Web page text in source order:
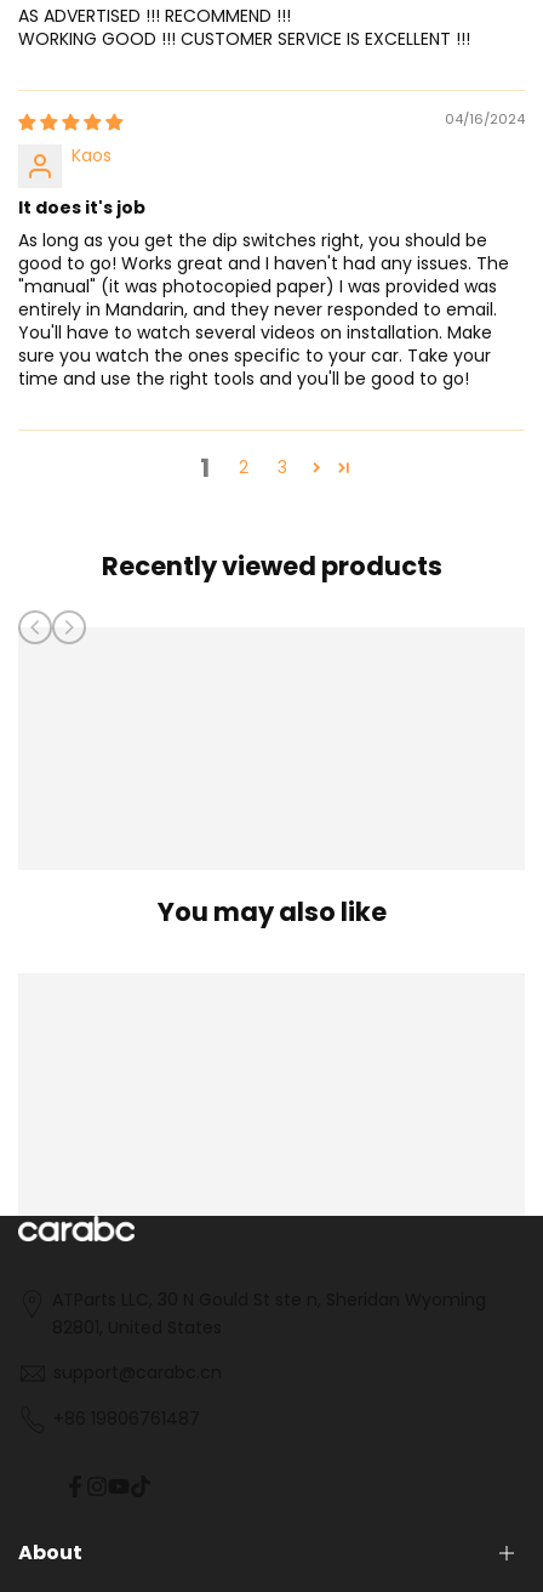
AS ADVERTISED !!! RECOMMEND !!!
WORKING GOOD !!! CUSTOMER SERVICE IS EXCELLENT !!!
04/16/2024
Kaos
It does it's job
As long as you get the dip switches right, you should be
good to go! Works great and I haven't had any issues. The
"manual" (it was photocopied paper) I was provided was
entirely in Mandarin, and they never responded to email.
You'll have to watch several videos on installation. Make
sure you watch the ones specific to your car. Take your
time and use the right tools and you'll be good to go!
1 2 3
Recently viewed products
You may also like
About